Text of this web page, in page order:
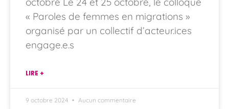
« Paroles de femmes en migrations »
organisé par un collectif d’acteur.ices
engage.e.s
LIRE +
9 octobre 2024 Aucun commentaire